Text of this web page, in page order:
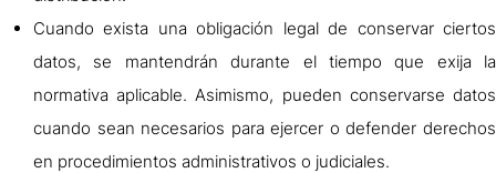
Cuando exista una obligación legal de conservar ciertos
datos, se mantendrán durante el tiempo que exija la
normativa aplicable. Asimismo, pueden conservarse datos
cuando sean necesarios para ejercer o defender derechos
en procedimientos administrativos o judiciales.